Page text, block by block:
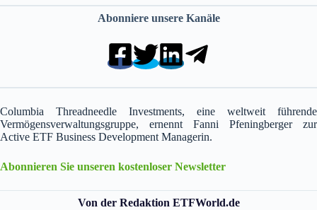
Abonniere unsere Kanäle
Columbia Threadneedle Investments, eine weltweit führende
Vermögensverwaltungsgruppe, ernennt Fanni Pfeningberger zur
Active ETF Business Development Managerin.
Abonnieren Sie unseren kostenloser Newsletter
Von der Redaktion ETFWorld.de